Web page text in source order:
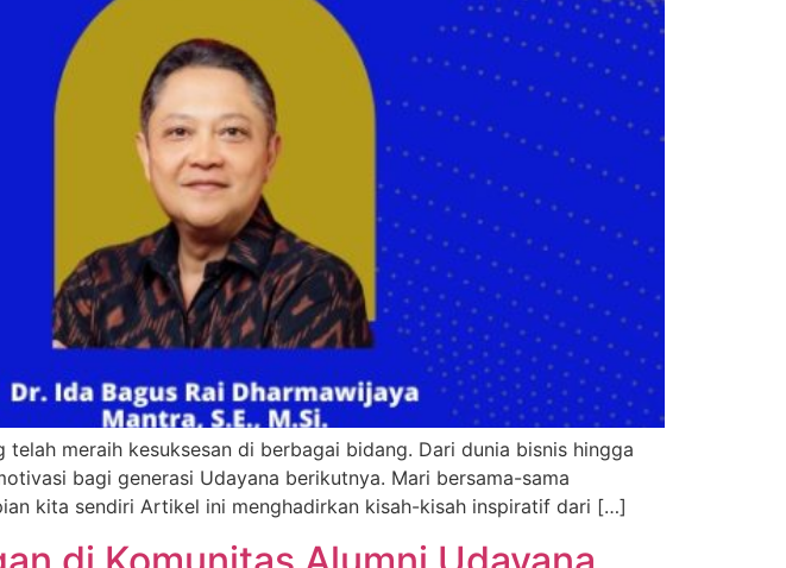
meraih kesuksesan di berbagai bidang. Dari dunia bisnis hingga
bagi generasi Udayana berikutnya. Mari bersama-sama
kita sendiri Artikel ini menghadirkan kisah-kisah inspiratif dari […]